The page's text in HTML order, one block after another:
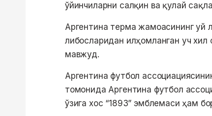
ўйинчиларни салқин ва қулай
Аргентина терма жамоасининг уй
либосларидан илҳомланган уч хил
мавжуд.
Аргентина футбол
томонида Аргентина футбол
ўзига хос “1893” эмблемаси ҳам